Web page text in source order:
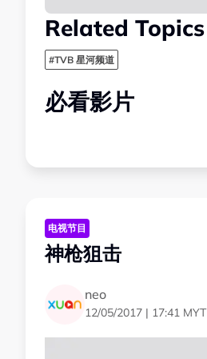
Related Topics
#TVB 星河频道
必看影片
电视节目
神枪狙击
neo
12/05/2017 | 17:41 MYT